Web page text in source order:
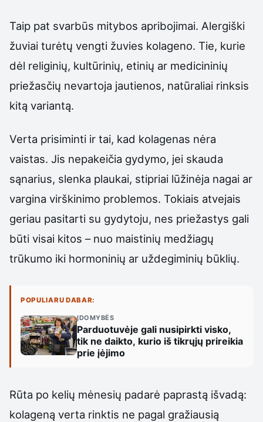
Taip pat svarbūs mitybos apribojimai. Alergiški
žuviai turėtų vengti žuvies kolageno. Tie, kurie
dėl religinių, kultūrinių, etinių ar medicininių
priežasčių nevartoja jautienos, natūraliai rinksis
kitą variantą.
Verta prisiminti ir tai, kad kolagenas nėra
vaistas. Jis nepakeičia gydymo, jei skauda
sąnarius, slenka plaukai, stipriai lūžinėja nagai ar
vargina virškinimo problemos. Tokiais atvejais
geriau pasitarti su gydytoju, nes priežastys gali
būti visai kitos – nuo maistinių medžiagų
trūkumo iki hormoninių ar uždegiminių būklių.
POPULIARU DABAR:
ĮDOMYBĖS
Parduotuvėje gali nusipirkti visko,
tik ne daikto, kurio iš tikrųjų prireikia
prie įėjimo
Rūta po kelių mėnesių padarė paprastą išvadą:
kolageną verta rinktis ne pagal gražiausią